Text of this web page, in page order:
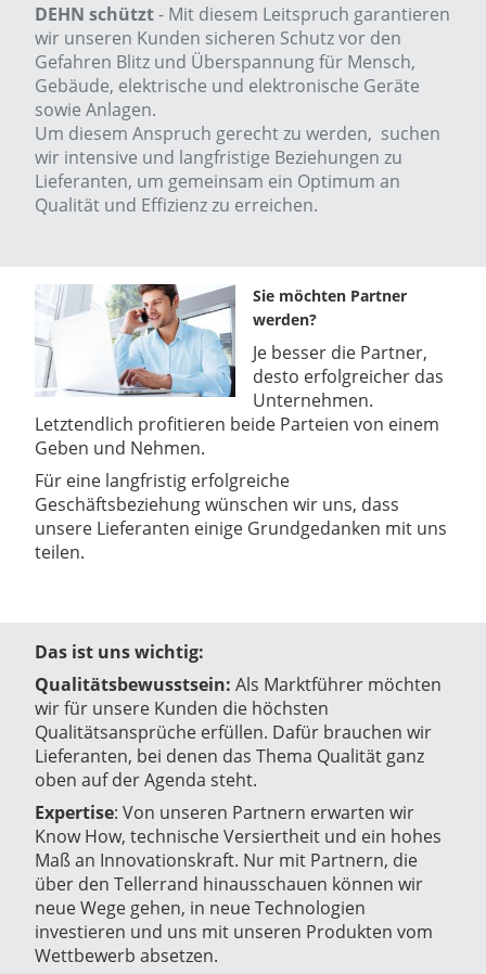
DEHN schützt- Mit diesem Leitspruch garantieren
wir unseren Kunden sicheren Schutz vor den
Gefahren Blitz und Überspannung für Mensch,
Gebäude, elektrische und elektronische Geräte
sowie Anlagen.
Um diesem Anspruch gerecht zu werden, suchen
wir intensive und langfristige Beziehungen zu
Lieferanten, um gemeinsam ein Optimum an
Qualität und Effizienz zu erreichen.
Sie möchten Partner
werden?
Je besser die Partner,
desto erfolgreicher das
Unternehmen.
Letztendlich profitieren beide Parteien von einem
Geben und Nehmen.
Für eine langfristig erfolgreiche
Geschäftsbeziehung wünschen wir uns, dass
unsere Lieferanten einige Grundgedanken mit uns
teilen.
Das ist uns wichtig:
Qualitätsbewusstsein: Als Marktführer möchten
wir für unsere Kunden die höchsten
Qualitätsansprüche erfüllen. Dafür brauchen wir
Lieferanten, bei denen das Thema Qualität ganz
oben auf der Agenda steht.
Expertise: Von unseren Partnern erwarten wir
Know How, technische Versiertheit und ein hohes
Maß an Innovationskraft. Nur mit Partnern, die
über den Tellerrand hinausschauen können wir
neue Wege gehen, in neue Technologien
investieren und uns mit unseren Produkten vom
Wettbewerb absetzen.